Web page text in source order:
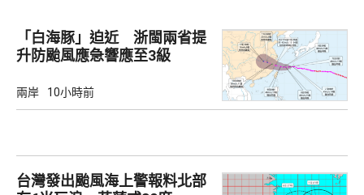
「白海豚」迫近 浙閩兩省提
升防颱風應急響應至3級
兩岸 10小時前
台灣發出颱風海上警報料北部